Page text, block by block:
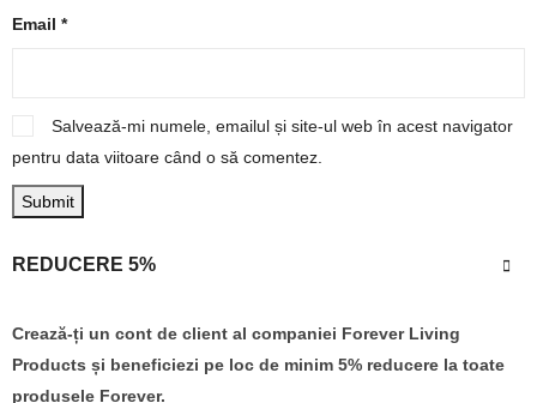
Email *
Salvează-mi numele, emailul și site-ul web în acest navigator
pentru data viitoare când o să comentez.
REDUCERE 5%
Crează-ți un cont de client al companiei Forever Living
Products și beneficiezi pe loc de minim 5% reducere la toate
produsele Forever.